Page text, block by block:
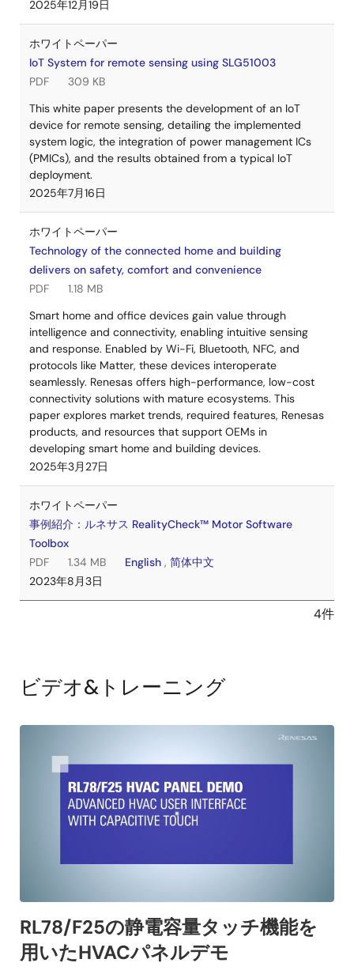
2025年12月19日
ホワイトペーパー
IoT System for remote sensing using SLG51003
PDF
309 KB
This white paper presents the development of an IoT
device for remote sensing, detailing the implemented
system logic, the integration of power management ICs
(PMICs), and the results obtained from a typical IoT
deployment.
2025年7月16日
ホワイトペーパー
Technology of the connected home and building
delivers on safety, comfort and convenience
PDF
1.18 MB
Smart home and office devices gain value through
intelligence and connectivity, enabling intuitive sensing
and response. Enabled by Wi-Fi, Bluetooth, NFC, and
protocols like Matter, these devices interoperate
seamlessly. Renesas offers high-performance, low-cost
connectivity solutions with mature ecosystems. This
paper explores market trends, required features, Renesas
products, and resources that support OEMs in
developing smart home and building devices.
2025年3月27日
ホワイトペーパー
事例紹介：ルネサス RealityCheck™ Motor Software
Toolbox
PDF
1.34 MB English , 简体中文
2023年8月3日
4件
ビデオ&トレーニング